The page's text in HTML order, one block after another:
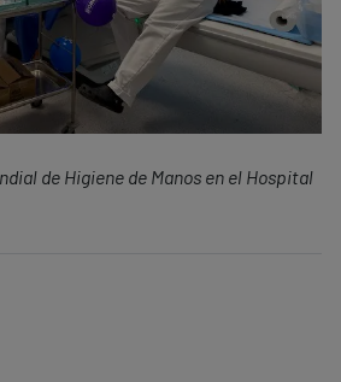
de Higiene de Manos en el Hospital